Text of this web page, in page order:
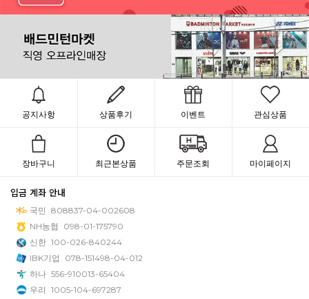
공지사항 상품후기 이벤트 관심상품
장바구니 최근본상품 주문조회 마이페이지
입금 계좌 안내
국민 808837-04-002608
NH농협
098-01-175790
신한 100-026-840244
IBK기업
078-151498-04-012
하나 556-910013-65404
우리 1005-104-697287